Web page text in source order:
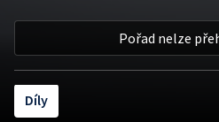
Pořad nelze
Díly